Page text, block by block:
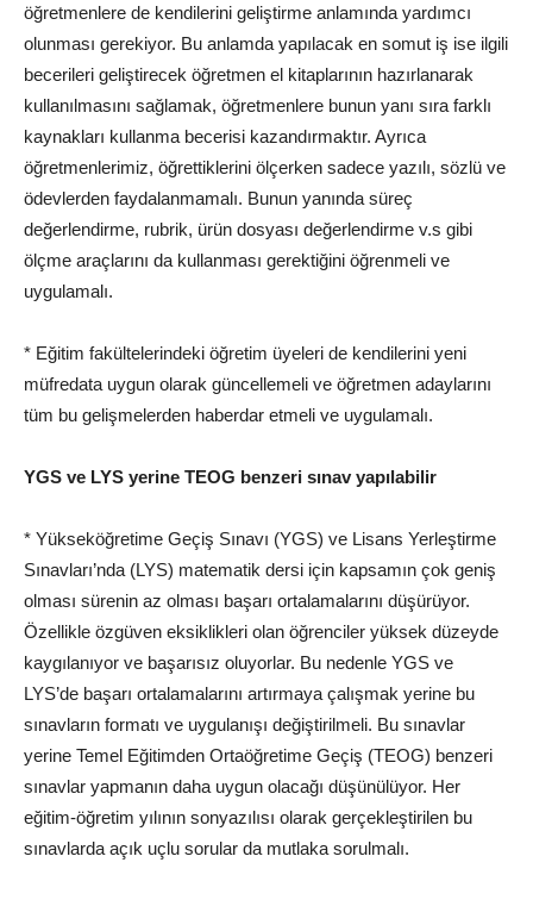
öğretmenlere de kendilerini geliştirme anlamında yardımcı
olunması gerekiyor. Bu anlamda yapılacak en somut iş ise ilgili
becerileri geliştirecek öğretmen el kitaplarının hazırlanarak
kullanılmasını sağlamak, öğretmenlere bunun yanı sıra farklı
kaynakları kullanma becerisi kazandırmaktır. Ayrıca
öğretmenlerimiz, öğrettiklerini ölçerken sadece yazılı, sözlü ve
ödevlerden faydalanmamalı. Bunun yanında süreç
değerlendirme, rubrik, ürün dosyası değerlendirme v.s gibi
ölçme araçlarını da kullanması gerektiğini öğrenmeli ve
uygulamalı.
* Eğitim fakültelerindeki öğretim üyeleri de kendilerini yeni
müfredata uygun olarak güncellemeli ve öğretmen adaylarını
tüm bu gelişmelerden haberdar etmeli ve uygulamalı.
YGS ve LYS yerine TEOG benzeri sınav yapılabilir
* Yükseköğretime Geçiş Sınavı (YGS) ve Lisans Yerleştirme
Sınavları’nda (LYS) matematik dersi için kapsamın çok geniş
olması sürenin az olması başarı ortalamalarını düşürüyor.
Özellikle özgüven eksiklikleri olan öğrenciler yüksek düzeyde
kaygılanıyor ve başarısız oluyorlar. Bu nedenle YGS ve
LYS’de başarı ortalamalarını artırmaya çalışmak yerine bu
sınavların formatı ve uygulanışı değiştirilmeli. Bu sınavlar
yerine Temel Eğitimden Ortaöğretime Geçiş (TEOG) benzeri
sınavlar yapmanın daha uygun olacağı düşünülüyor. Her
eğitim-öğretim yılının sonyazılısı olarak gerçekleştirilen bu
sınavlarda açık uçlu sorular da mutlaka sorulmalı.